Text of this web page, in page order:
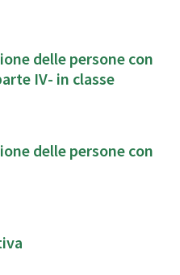
delle persone con
IV- in classe
delle persone con